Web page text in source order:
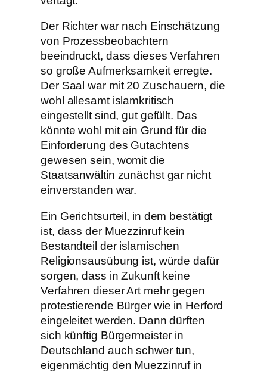
Der Richter war nach Einschätzung
von Prozessbeobachtern
beeindruckt, dass dieses Verfahren
so große Aufmerksamkeit erregte.
Der Saal war mit 20 Zuschauern, die
wohl allesamt islamkritisch
eingestellt sind, gut gefüllt. Das
könnte wohl mit ein Grund für die
Einforderung des Gutachtens
gewesen sein, womit die
Staatsanwältin zunächst gar nicht
einverstanden war.
Ein Gerichtsurteil, in dem bestätigt
ist, dass der Muezzinruf kein
Bestandteil der islamischen
Religionsausübung ist, würde dafür
sorgen, dass in Zukunft keine
Verfahren dieser Art mehr gegen
protestierende Bürger wie in Herford
eingeleitet werden. Dann dürften
sich künftig Bürgermeister in
Deutschland auch schwer tun,
eigenmächtig den Muezzinruf in